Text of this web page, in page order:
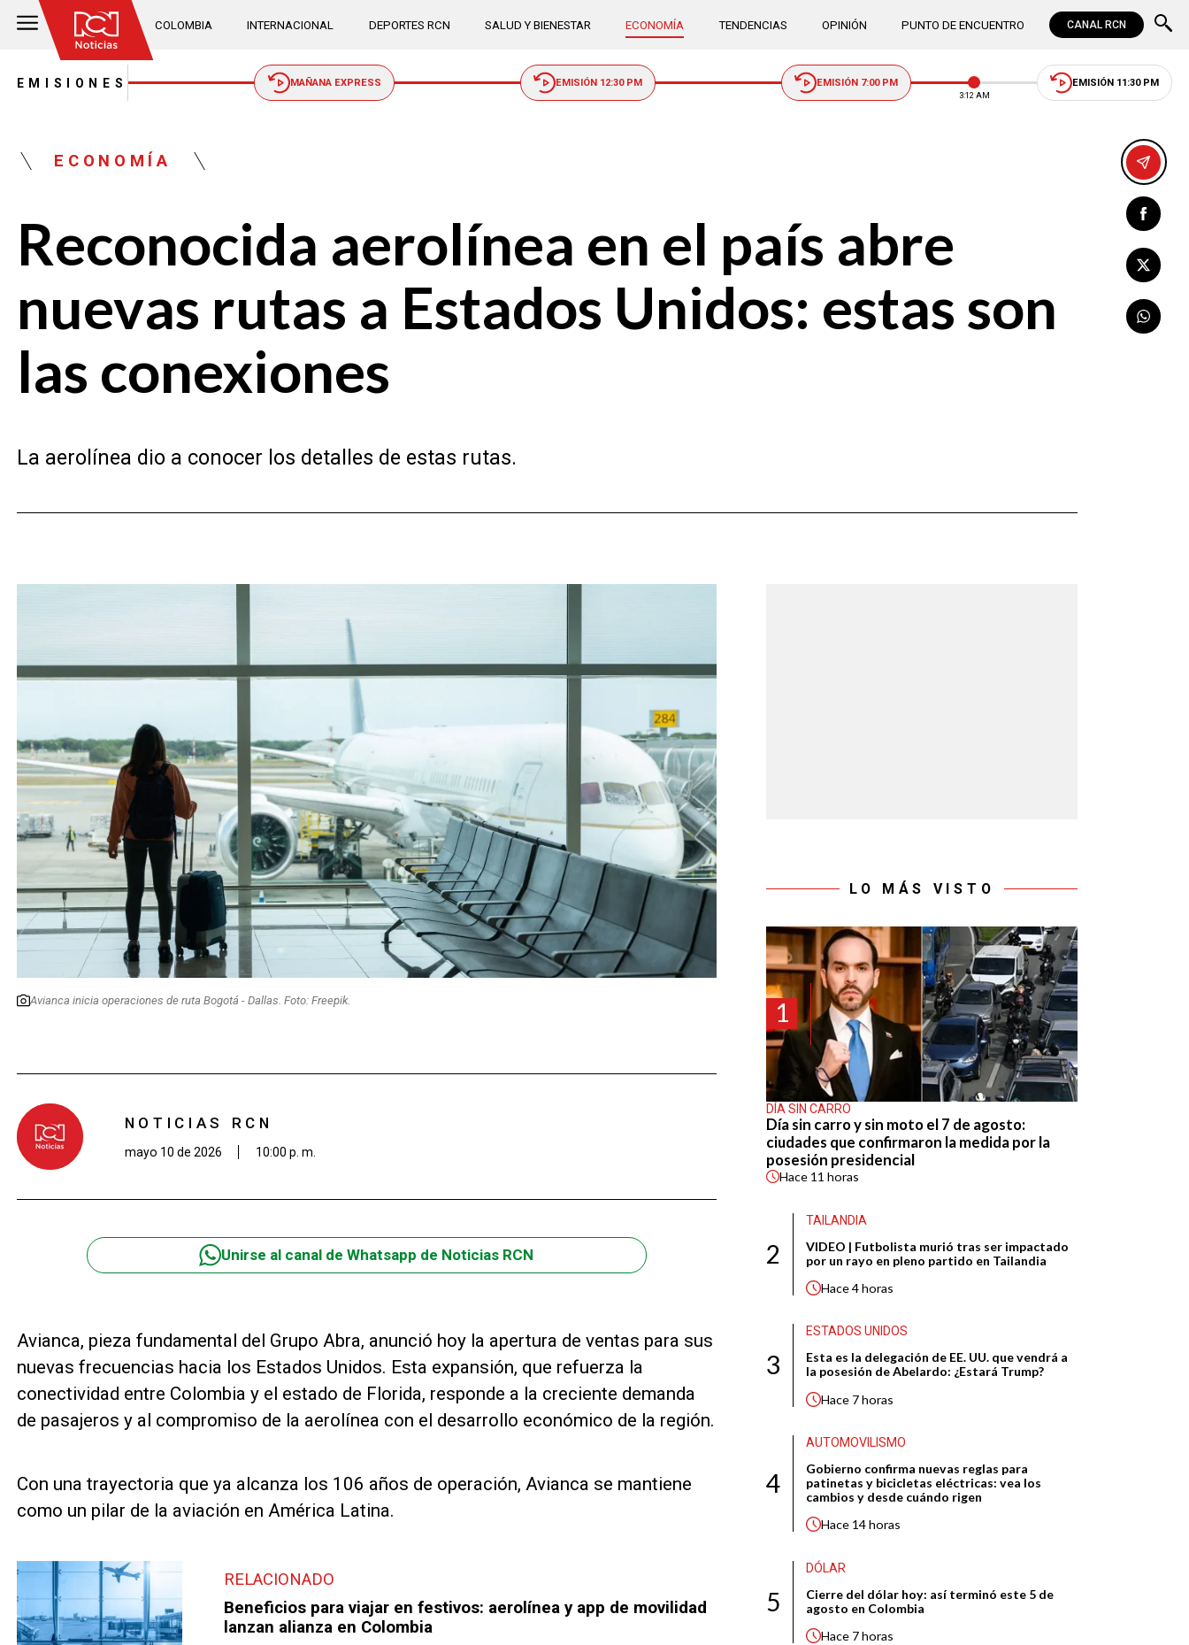
COLOMBIA INTERNACIONAL DEPORTES RCN SALUD Y BIENESTAR ECONOMÍA TENDENCIAS OPINIÓN PUNTO DE ENCUENTRO CANAL RCN
EMISIONES MAÑANA EXPRESS EMISIÓN 12:30 PM EMISIÓN 7:00 PM
3:12 AM
EMISIÓN 11:30 PM
ECONOMÍA
Reconocida aerolínea en el país abre
nuevas rutas a Estados Unidos: estas son
las conexiones
La aerolínea dio a conocer los detalles de estas rutas.
Avianca inicia operaciones de ruta Bogotá - Dallas. Foto: Freepik.
NOTICIAS RCN
mayo 10 de 2026 10:00 p. m.
Unirse al canal de Whatsapp de Noticias RCN
Avianca, pieza fundamental del Grupo Abra, anunció hoy la apertura de ventas para sus
nuevas frecuencias hacia los Estados Unidos. Esta expansión, que refuerza la
conectividad entre Colombia y el estado de Florida, responde a la creciente demanda
de pasajeros y al compromiso de la aerolínea con el desarrollo económico de la región.
Con una trayectoria que ya alcanza los 106 años de operación, Avianca se mantiene
como un pilar de la aviación en América Latina.
RELACIONADO
Beneficios para viajar en festivos: aerolínea y app de movilidad
lanzan alianza en Colombia
LO MÁS VISTO
1
DÍA SIN CARRO
Día sin carro y sin moto el 7 de agosto:
ciudades que confirmaron la medida por la
posesión presidencial
Hace 11 horas
2
TAILANDIA
VIDEO | Futbolista murió tras ser impactado
por un rayo en pleno partido en Tailandia
Hace4 horas
3
ESTADOS UNIDOS
Esta es la delegación de EE. UU. que vendrá a
la posesión de Abelardo: ¿Estará Trump?
Hace 7 horas
4
AUTOMOVILISMO
Gobierno confirma nuevas reglas para
patinetas y bicicletas eléctricas: vea los
cambios y desde cuándo rigen
Hace 14 horas
5
DÓLAR
Cierre del dólar hoy: así terminó este 5 de
agosto en Colombia
Hace 7 horas